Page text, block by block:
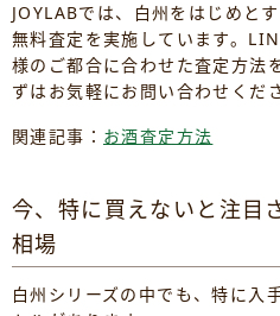
JOYLABでは、白州をはじめと
無料査定を実施しています。
様のご都合に合わせた査定方法
ずはお気軽にお問い合わせくだ
関連記事： お酒査定方法
今、特に買えないと注目
相場
白州シリーズの中でも、特に入